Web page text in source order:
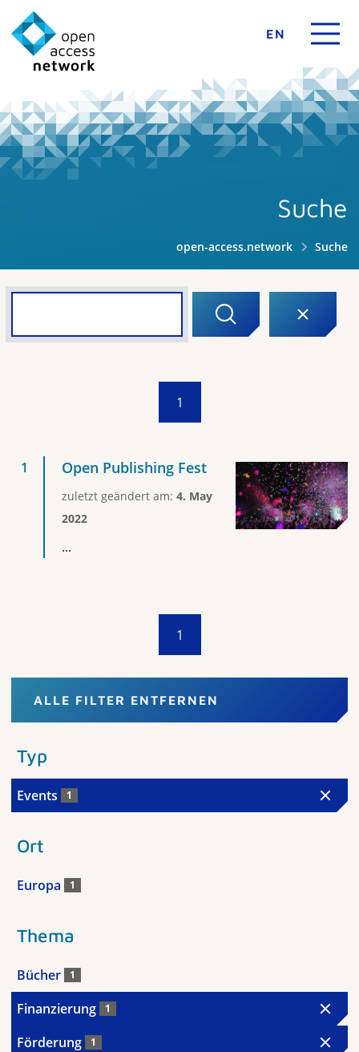
EN
Suche
open-access.network Suche
1
Open Publishing Fest
zuletzt geändert am: 4. May
2022
...
1
ALLE FILTER ENTFERNEN
Typ
Events 1
Ort
Europa 1
Thema
Bücher 1
Finanzierung 1
Förderung 1